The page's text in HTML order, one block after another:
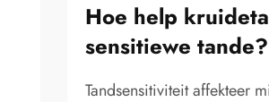
Hoe help
sensitiewe tande?
Tandsensitiviteit affekteer